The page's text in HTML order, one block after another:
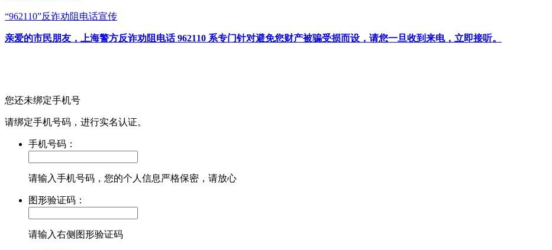
“962110”反诈劝阻电话宣传
亲爱的市民朋友，上海警方反诈劝阻电话 962110 系专门针对避免您财产被骗受损而设，请您一旦收到来电，立即接听。
您还未绑定手机号
请绑定手机号码，进行实名认证。
手机号码：
请输入手机号码，您的个人信息严格保密，请放心
图形验证码：
请输入右侧图形验证码